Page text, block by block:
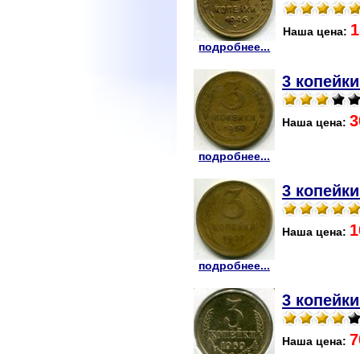
подробнее...
Наша цена:
подробнее...
3
Наша цена:
подробнее...
3
Наша цена:
3
Наша цена: